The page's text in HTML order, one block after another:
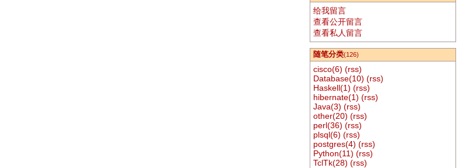
给我留言
查看公开留言
查看私人留言
随笔分类(126)
cisco(6) (rss)
Database(10) (rss)
Haskell(1) (rss)
hibernate(1) (rss)
Java(3) (rss)
other(20) (rss)
perl(36) (rss)
plsql(6) (rss)
postgres(4) (rss)
Python(11) (rss)
TclTk(28) (rss)